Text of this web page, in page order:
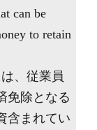
can be
to retain
、従業員
免除となる
含まれてい